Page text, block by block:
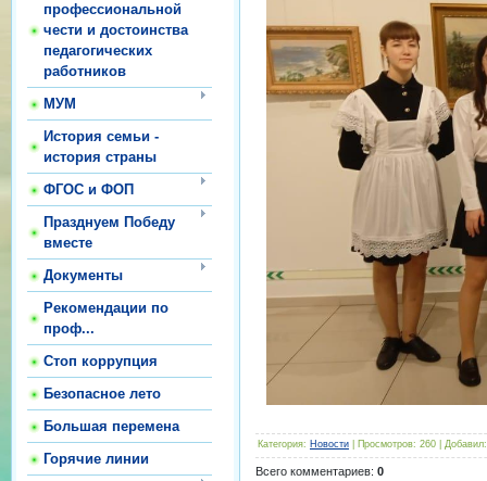
профессиональной
чести и достоинства
педагогических
работников
МУМ
История семьи -
история страны
ФГОС и ФОП
Празднуем Победу
вместе
Документы
Рекомендации по
проф...
Стоп коррупция
Безопасное лето
Большая перемена
Горячие линии
Категория: Новости Просмотров: 260 Добавил:
Всего комментариев: 0